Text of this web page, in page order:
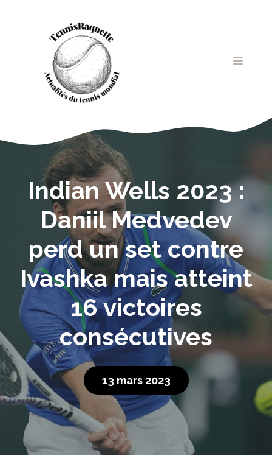
MENU
Indian Wells 2023 :
Daniil Medvedev
perd un set contre
Ivashka mais atteint
16 victoires
consécutives
13 mars 2023